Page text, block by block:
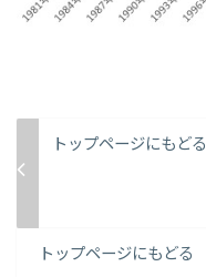
トップページにもどる
トップページにもどる